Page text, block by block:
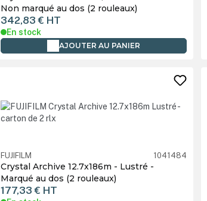
Non marqué au dos (2 rouleaux)
342,83 € HT
En stock
AJOUTER AU PANIER
FUJIFILM 1041484
Crystal Archive 12.7x186m - Lustré -
Marqué au dos (2 rouleaux)
177,33 € HT